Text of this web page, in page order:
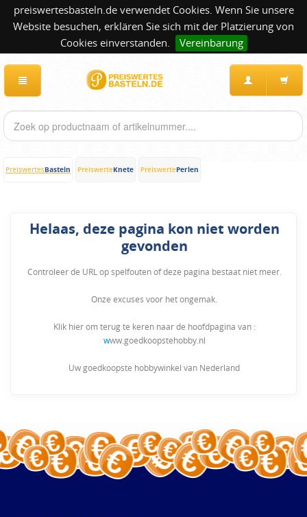
preiswertesbasteln.de verwendet Cookies. Wenn Sie unsere
Website besuchen, erklären Sie sich mit der Platzierung von
Cookies einverstanden.
Vereinbarung
PreiswertesBasteln PreiswerteKnete PreiswertePerlen
Helaas, deze pagina kon niet worden
gevonden
Controleer de URL op spelfouten of deze pagina bestaat niet meer.
Onze excuses voor het ongemak.
Klik hier om terug te keren naar de hoofdpagina van :
www.goedkoopstehobby.nl
Uw goedkoopste hobbywinkel van Nederland